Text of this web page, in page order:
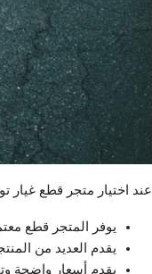
عند اختيار متجر قطع غيار
يوفر المتجر قطع
يقدم العديد من
يقدم أسعار واضحة